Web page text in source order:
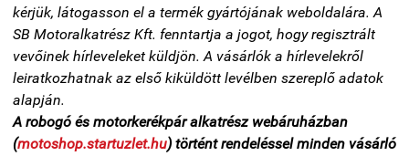
kérjük, látogasson el a termék gyártójának weboldalára. A
SB Motoralkatrész Kft. fenntartja a jogot, hogy regisztrált
vevőinek hírleveleket küldjön. A vásárlók a hírlevelekről
leiratkozhatnak az első kiküldött levélben szereplő adatok
alapján.
A robogó és motorkerékpár alkatrész webáruházban
(motoshop.startuzlet.hu) történt rendeléssel minden vásárló